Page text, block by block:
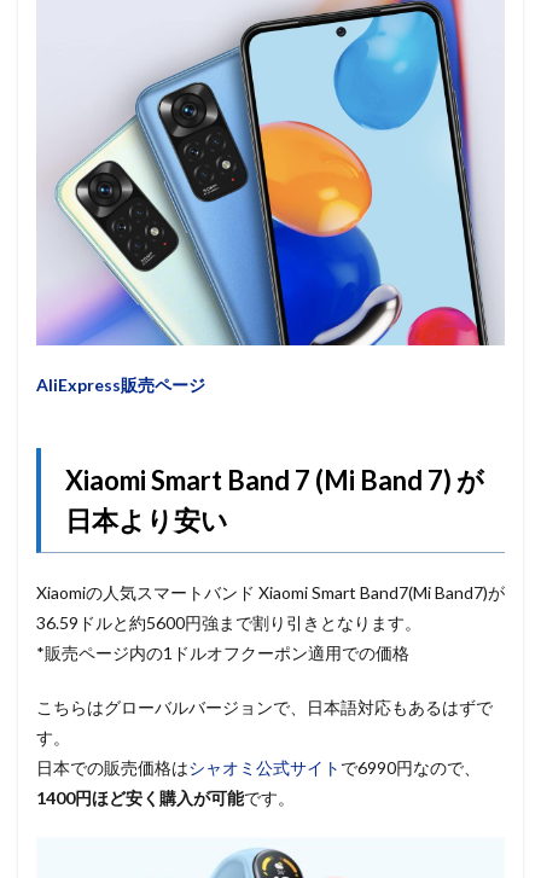
AliExpress販売ページ
Xiaomi Smart Band 7 (Mi Band 7) が
日本より安い
Xiaomiの人気スマートバンド Xiaomi Smart Band7(Mi Band7)が
36.59ドルと約5600円強まで割り引きとなります。
*販売ページ内の1ドルオフクーポン適用での価格
こちらはグローバルバージョンで、日本語対応もあるはずで
す。
日本での販売価格はシャオミ公式サイト で6990円なので、
1400円ほど安く購入が可能です。